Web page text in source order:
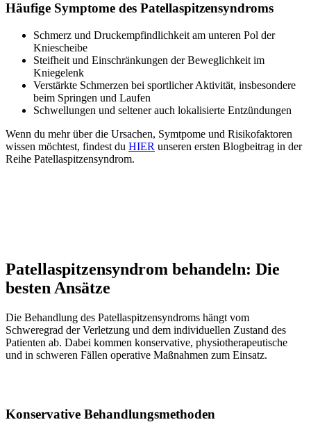
Häufige Symptome des Patellaspitzensyndroms
Schmerz und Druckempfindlichkeit am unteren Pol der
Kniescheibe
Steifheit und Einschränkungen der Beweglichkeit im
Kniegelenk
Verstärkte Schmerzen bei sportlicher Aktivität, insbesondere
beim Springen und Laufen
Schwellungen und seltener auch lokalisierte Entzündungen
Wenn du mehr über die Ursachen, Symtpome und Risikofaktoren
wissen möchtest, findest du HIER unseren ersten Blogbeitrag in der
Reihe Patellaspitzensyndrom.
Patellaspitzensyndrom behandeln: Die
besten Ansätze
Die Behandlung des Patellaspitzensyndroms hängt vom
Schweregrad der Verletzung und dem individuellen Zustand des
Patienten ab. Dabei kommen konservative, physiotherapeutische
und in schweren Fällen operative Maßnahmen zum Einsatz.
Konservative Behandlungsmethoden